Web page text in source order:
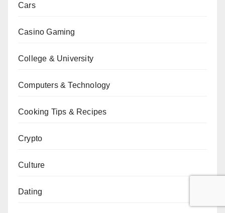
Cars
Casino Gaming
College & University
Computers & Technology
Cooking Tips & Recipes
Crypto
Culture
Dating